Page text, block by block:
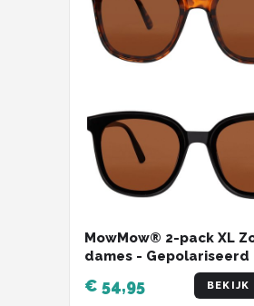
MowMow® 2-pack XL
dames - Gepolariseerd
€ 54,95 BEKIJK